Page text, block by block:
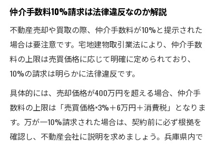
仲介手数料10%請求は法律違反なのか解説
不動産売却や買取の際、仲介手数料が10%と提示された
場合は要注意です。宅地建物取引業法により、仲介手数
料の上限は売買価格に応じて明確に定められており、
10%の請求は明らかに法律違反です。
具体的には、売却価格が400万円を超える場合、仲介手
数料の上限は「売買価格×3%＋6万円＋消費税」となりま
す。万が一10%請求された場合は、契約前に必ず根拠を
確認し、不動産会社に説明を求めましょう。兵庫県内で